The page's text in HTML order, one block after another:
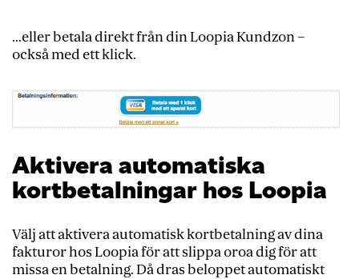
…eller betala direkt från din Loopia Kundzon –
också med ett klick.
Aktivera automatiska
kortbetalningar hos Loopia
Välj att aktivera automatisk kortbetalning av dina
fakturor hos Loopia för att slippa oroa dig för att
missa en betalning. Då dras beloppet automatiskt